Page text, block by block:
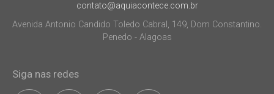
contato@aquiacontece.com.br
Avenida Antonio Candido Toledo Cabral, 149, Dom Constantino.
Penedo - Alagoas
Siga nas redes